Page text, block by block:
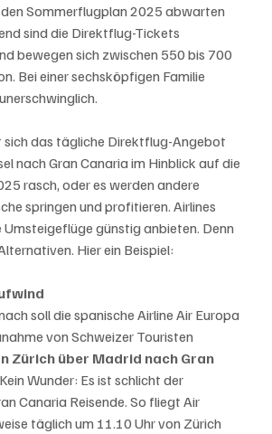
Sommerflugplan 2025 abwarten
sind die Direktflug-Tickets
bewegen sich zwischen 550 bis 700
Bei einer sechsköpfigen Familie
sich das tägliche Direktflug-Angebot
nach Gran Canaria im Hinblick auf die
rasch, oder es werden andere
springen und profitieren. Airlines
günstig anbieten. Denn
Hier ein Beispiel:
soll die spanische Airline Air Europa
von Schweizer Touristen
Zürich über Madrid nach Gran
Wunder: Es ist schlicht der
Canaria Reisende. So fliegt Air
täglich um 11.10 Uhr von Zürich